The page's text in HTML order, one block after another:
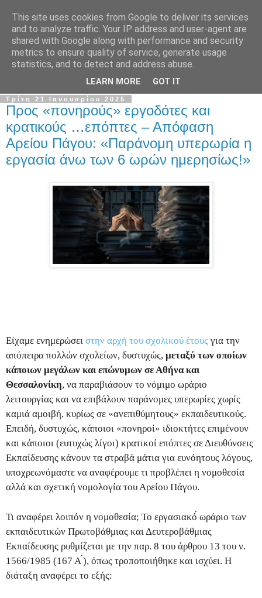
Σ.Ι.Ε.Λ.Β.Ε.
Ο επίσημος ιστότοπος του Συλλόγου Ιδιωτικών
Εκπαιδευτικών Λειτουργών Βόρειας Ελλάδας
Τρίτη 21 Ιανουαρίου 2025
Προς «πονηρούς» εργοδότες και
κρατικούς …επόπτες – Απόφαση
Αρείου Πάγου: «Παράνομη υπερωρία η
εργασία άνω των 6 ωρών ημερησίως!»
Είχαμε ενημερώσει στην αρχή του σχολικού έτους για την
απόπειρα πολλών σχολείων, δυστυχώς, μεταξύ των οποίων
κάποιων μεγάλων και επώνυμων σε Αθήνα και
Θεσσαλονίκη, να παραβιάσουν το νόμιμο ωράριο
λειτουργίας και να επιβάλουν παράνομες υπερωρίες χωρίς
καμιά αμοιβή, κυρίως σε «ανεπιθύμητους» εκπαιδευτικούς.
Επειδή, δυστυχώς, κάποιοι «πονηροί» ιδιοκτήτες επιμένουν
και κάποιοι (ευτυχώς λίγοι) κρατικοί επόπτες σε Διευθύνσεις
Εκπαίδευσης κάνουν τα στραβά μάτια για ευνόητους λόγους,
υποχρεωνόμαστε να αναφέρουμε τι προβλέπει η νομοθεσία
αλλά και σχετική νομολογία του Αρείου Πάγου.
Τι αναφέρει λοιπόν η νομοθεσία; Το εργασιακό́ ωράριο των
εκπαιδευτικών Πρωτοβάθμιας και Δευτεροβάθμιας
Εκπαίδευσης ρυθμίζεται με την παρ. 8 του άρθρου 13 του ν.
1566/1985 (167 Α ́), όπως τροποποιήθηκε και ισχύει. Η
διάταξη αναφέρει το εξής:
This site uses cookies from Google to deliver its services
and to analyze traffic. Your IP address and user-agent are
shared with Google along with performance and security
metrics to ensure quality of service, generate usage
statistics, and to detect and address abuse.
LEARN MORE GOT IT